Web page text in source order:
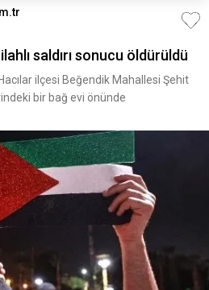
saldırı sonucu öldürüldü
ilçesi Beğendik Mahallesi Şehit
bir bağ evi önünde